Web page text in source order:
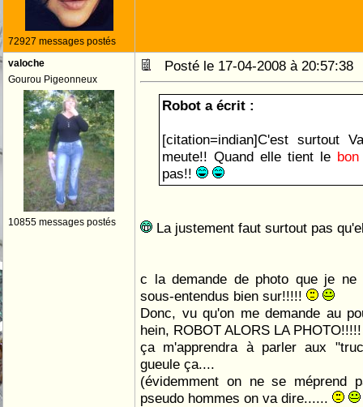
72927 messages postés
valoche
Gourou Pigeonneux
10855 messages postés
Posté le 17-04-2008 à
Robot a écrit :
[citation=indian]C'est surtout
meute!! Quand elle tient le
pas!!
La justement faut surtout pas
c la demande de photo que je
sous-entendus bien sur!!!!!
Donc, vu qu'on me demande au
hein, ROBOT ALORS LA PHOTO!!!!!
ça m'apprendra à parler aux
gueule ça....
(évidemment on ne se méprend
pseudo hommes on va dire......